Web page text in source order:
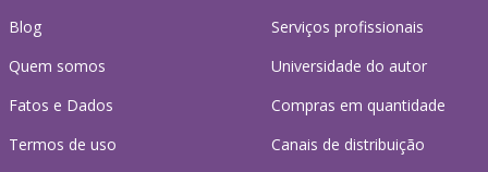
Blog
Quem somos
Fatos e Dados
Termos de uso
Serviços profissionais
Universidade do autor
Compras em quantidade
Canais de distribuição